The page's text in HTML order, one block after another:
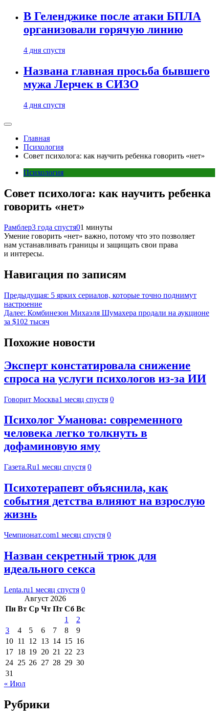
В Геленджике после атаки БПЛА
организовали горячую линию
4 дня спустя
Названа главная просьба бывшего
мужа Лерчек в СИЗО
4 дня спустя
Главная
Психология
Совет психолога: как научить ребенка говорить «нет»
Психология
Совет психолога: как научить ребенка
говорить «нет»
Рамблер3 года спустя01 минуты
Умение говорить «нет» важно, потому что это позволяет
нам устанавливать границы и защищать свои права
и интересы.
Навигация по записям
Предыдущая: 5 ярких сериалов, которые точно поднимут
настроение
Далее: Комбинезон Михаэля Шумахера продали на аукционе
за $102 тысяч
Похожие новости
Эксперт констатировала снижение
спроса на услуги психологов из-за ИИ
Говорит Москва1 месяц спустя 0
Психолог Уманова: современного
человека легко толкнуть в
дофаминовую яму
Газета.Ru1 месяц спустя 0
Психотерапевт объяснила, как
события детства влияют на взрослую
жизнь
Чемпионат.com1 месяц спустя 0
Назван секретный трюк для
идеального секса
Lenta.ru1 месяц спустя 0
Август 2026
Пн Вт Ср Чт Пт Сб Вс
1
2
3
4 5 6 7 8
9
10 11 12 13 14 15 16
17 18 19 20 21 22 23
24 25 26 27 28 29 30
31
« Июл
Рубрики